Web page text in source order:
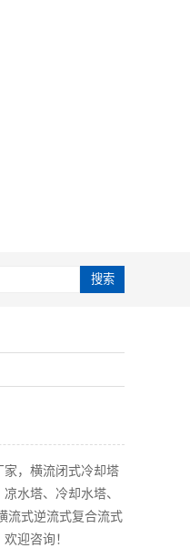
搜索
，横流闭式冷却塔
水塔、冷却水塔、
流式逆流式复合流式
迎咨询！